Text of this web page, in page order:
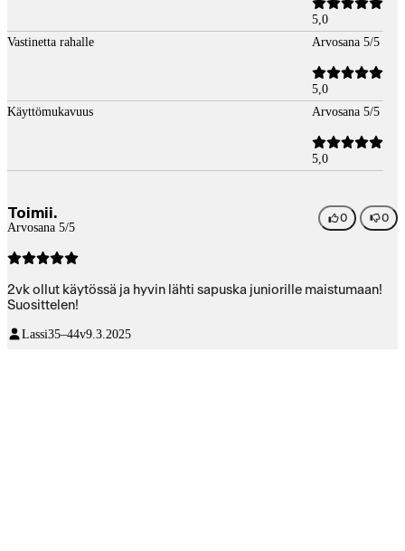
5,0
Vastinetta rahalle
Arvosana 5/5
5,0
Käyttömukavuus
Arvosana 5/5
5,0
Toimii.
Arvosana 5/5
0 0
2vk ollut käytössä ja hyvin lähti sapuska juniorille maistumaan!
Suosittelen!
Lassi35–44v9.3.2025